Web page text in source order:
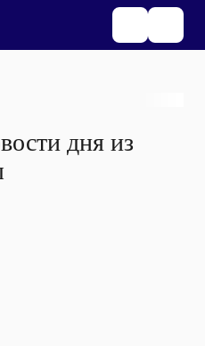
дня из